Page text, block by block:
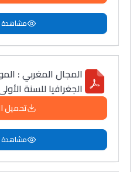
Maroc
مشاهدة
المجال المغربي :
الجغرافيا للسنة
تحميل
مشاهدة